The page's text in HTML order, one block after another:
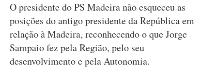
O presidente do PS Madeira não esqueceu as
posições do antigo presidente da República em
relação à Madeira, reconhecendo o que Jorge
Sampaio fez pela Região, pelo seu
desenvolvimento e pela Autonomia.